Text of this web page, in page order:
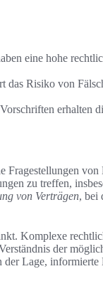
eine hohe
das Risiko von
erhalten
Fragestellungen von
zu treffen,
von Verträgen, bei
Komplexe
der
Lage, informierte